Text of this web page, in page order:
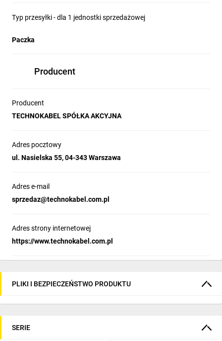
Typ przesyłki - dla 1 jednostki sprzedażowej
Paczka
Producent
Producent
TECHNOKABEL SPÓŁKA AKCYJNA
Adres pocztowy
ul. Nasielska 55, 04-343 Warszawa
Adres e-mail
sprzedaz@technokabel.com.pl
Adres strony internetowej
https://www.technokabel.com.pl
PLIKI I BEZPIECZEŃSTWO PRODUKTU
SERIE